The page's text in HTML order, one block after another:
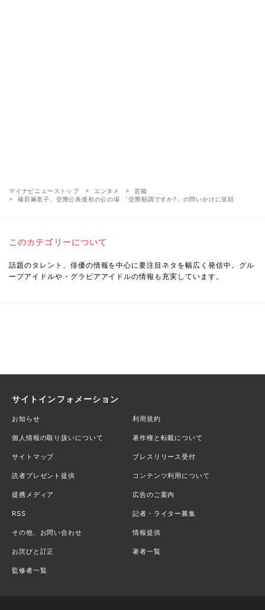
マイナビニューストップ エンタメ
芸能
篠田麻里子、交際公表後初の公の場 「交際順調ですか?」の問いかけに笑顔
このカテゴリーについて
話題のタレント、俳優の情報を中心に要注目ネタを幅広く発信中。グル
ープアイドルや・グラビアアイドルの情報も充実しています。
サイトインフォメーション
お知らせ 利用規約
個人情報の取り扱いについて 著作権と転載について
サイトマップ プレスリリース受付
読者プレゼント提供 コンテンツ利用について
提携メディア 広告のご案内
RSS 記者・ライター募集
その他、お問い合わせ 情報提供
お詫びと訂正 著者一覧
監修者一覧